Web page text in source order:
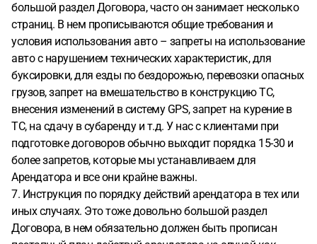
большой раздел Договора, часто он занимает несколько
страниц. В нем прописываются общие требования и
условия использования авто – запреты на использование
авто с нарушением технических характеристик, для
буксировки, для езды по бездорожью, перевозки опасных
грузов, запрет на вмешательство в конструкцию ТС,
внесения изменений в систему GPS, запрет на курение в
ТС, на сдачу в субаренду и т.д. У нас с клиентами при
подготовке договоров обычно выходит порядка 15-30 и
более запретов, которые мы устанавливаем для
Арендатора и все они крайне важны.
7. Инструкция по порядку действий арендатора в тех или
иных случаях. Это тоже довольно большой раздел
Договора, в нем обязательно должен быть прописан